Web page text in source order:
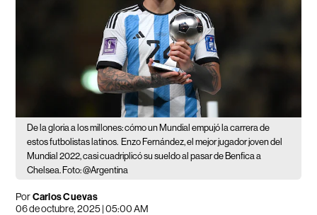
De la gloria a los millones: cómo un Mundial empujó la carrera de
estos futbolistas latinos. Enzo Fernández, el mejor jugador joven del
Mundial 2022, casi cuadriplicó su sueldo al pasar de Benfica a
Chelsea. Foto: @Argentina
PorCarlos Cuevas
06 de octubre, 2025 | 05:00 AM